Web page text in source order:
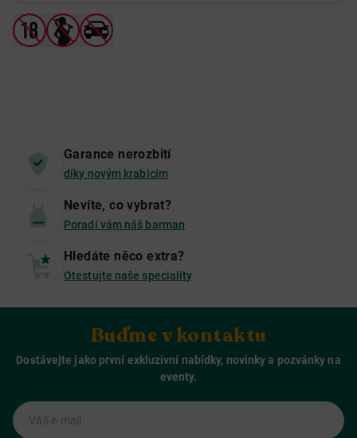
Garance nerozbití
díky novým krabicím
Nevíte, co vybrat?
Poradí vám náš barman
Hledáte něco extra?
Otestujte naše speciality
Buďme v kontaktu
Dostávejte jako první exkluzivní nabídky, novinky a pozvánky na
eventy.
Váš e-mail